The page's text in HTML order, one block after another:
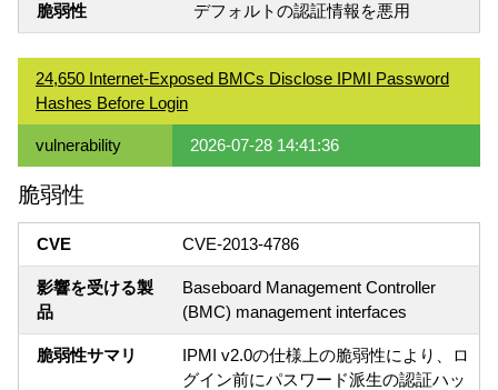
脆弱性 デフォルトの認証情報を悪用
24,650 Internet-Exposed BMCs Disclose IPMI Password
Hashes Before Login
vulnerability 2026-07-28 14:41:36
脆弱性
CVE CVE-2013-4786
影響を受ける製
品
Baseboard Management Controller
(BMC) management interfaces
脆弱性サマリ
IPMI v2.0の仕様上の脆弱性により、ロ
グイン前にパスワード派生の認証ハッ